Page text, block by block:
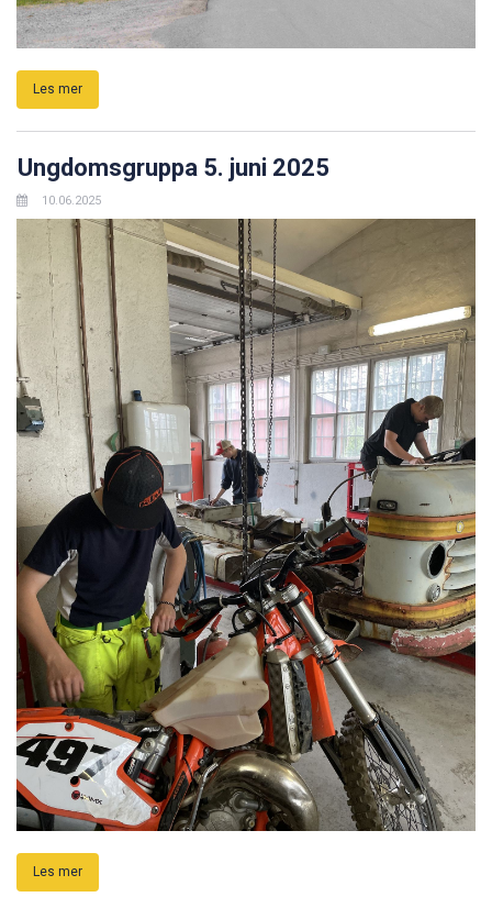
Les mer
Ungdomsgruppa 5. juni 2025
10.06.2025
Les mer